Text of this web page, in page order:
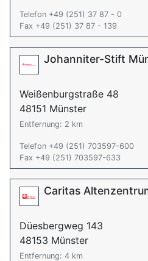
Telefon +49 (251) 37 87 - 0
Fax +49 (251) 37 87 - 139
Johanniter-Stift
Weißenburgstraße 48
48151 Münster
Entfernung: 2 km
Telefon +49 (251) 703597-600
Fax +49 (251) 703597-633
Caritas
Düesbergweg 143
48153 Münster
Entfernung: 4 km